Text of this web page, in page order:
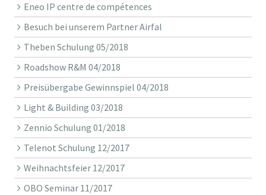
Eneo IP centre de compétences
Besuch bei unserem Partner Airfal
Theben Schulung 05/2018
Roadshow R&M 04/2018
Preisübergabe Gewinnspiel 04/2018
Light & Building 03/2018
Zennio Schulung 01/2018
Telenot Schulung 12/2017
Weihnachtsfeier 12/2017
OBO Seminar 11/2017